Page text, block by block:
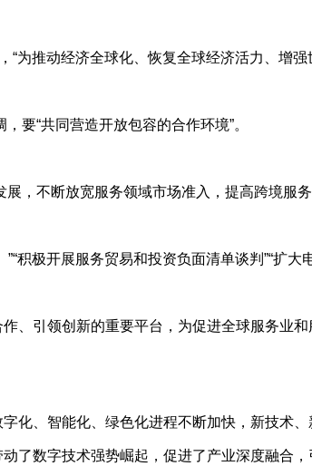
推动经济全球化、恢复全球经济活力、增强
“共同营造开放包容的合作环境”。
不断放宽服务领域市场准入，提高跨境服
极开展服务贸易和投资负面清单谈判”“扩大
引领创新的重要平台，为促进全球服务业和
、智能化、绿色化进程不断加快，新技术、
数字技术强势崛起，促进了产业深度融合，